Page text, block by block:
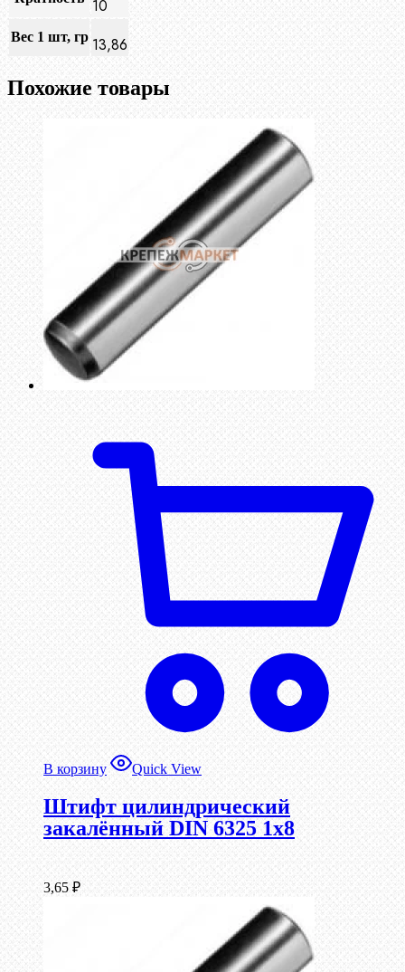
10
Вес 1 шт, гр 13,86
Похожие товары
В корзину Quick View
Штифт цилиндрический
закалённый DIN 6325 1х8
3,65 ₽